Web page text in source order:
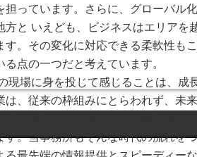
担っています。さらに、グローバル化
方と いえども、ビジネスはエリアを
す。その変化に対応できる柔軟性もこ
点の一つだと考えています。
現場に身を投じて感じることは、成
は、従来の枠組みにとらわれず、未来
に世界を広げ、本質的な行動を実 行
す。当事務所もそんな時代の流れをつ